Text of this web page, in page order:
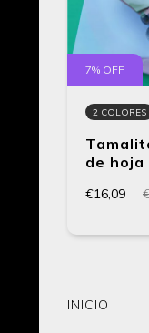
7% OFF
2 COLORES
de hoja
€16,09
INICIO